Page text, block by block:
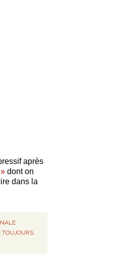
après
dont on
dans la
TOUJOURS